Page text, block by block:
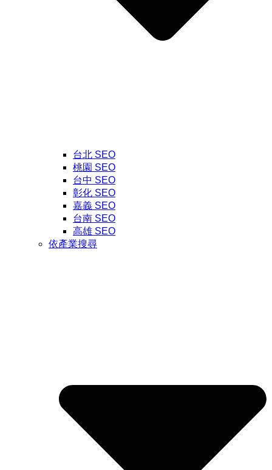
台北 SEO
桃園 SEO
台中 SEO
彰化 SEO
嘉義 SEO
台南 SEO
高雄 SEO
依產業搜尋